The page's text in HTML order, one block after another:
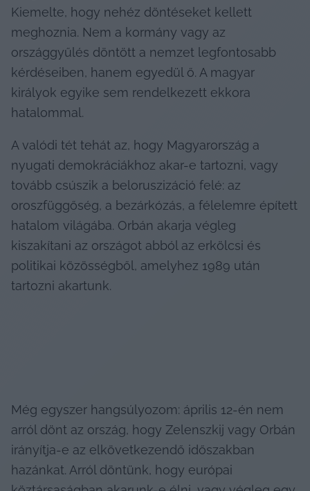
Kiemelte, hogy nehéz döntéseket kellett
meghoznia. Nem a kormány vagy az
országgyűlés döntött a nemzet legfontosabb
kérdéseiben, hanem egyedül ő. A magyar
királyok egyike sem rendelkezett ekkora
hatalommal.
A valódi tét tehát az, hogy Magyarország a
nyugati demokráciákhoz akar-e tartozni, vagy
tovább csúszik a beloruszizáció felé: az
oroszfüggőség, a bezárkózás, a félelemre épített
hatalom világába. Orbán akarja végleg
kiszakítani az országot abból az erkölcsi és
politikai közösségből, amelyhez 1989 után
tartozni akartunk.
Még egyszer hangsúlyozom: április 12-én nem
arról dönt az ország, hogy Zelenszkij vagy Orbán
irányítja-e az elkövetkezendő időszakban
hazánkat. Arról döntünk, hogy európai